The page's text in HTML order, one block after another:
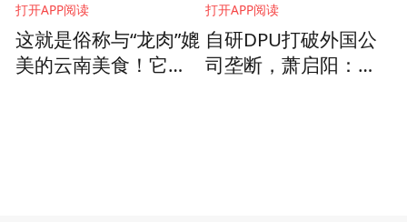
打开APP阅读
这就是俗称与“龙肉”媲
美的云南美食！它鲜
打开APP阅读
自研DPU打破外国公
司垄断，萧启阳：三